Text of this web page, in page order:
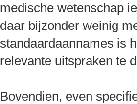
medische wetenschap
daar bijzonder weinig
standaardaannames is
relevante uitspraken te
Bovendien, even